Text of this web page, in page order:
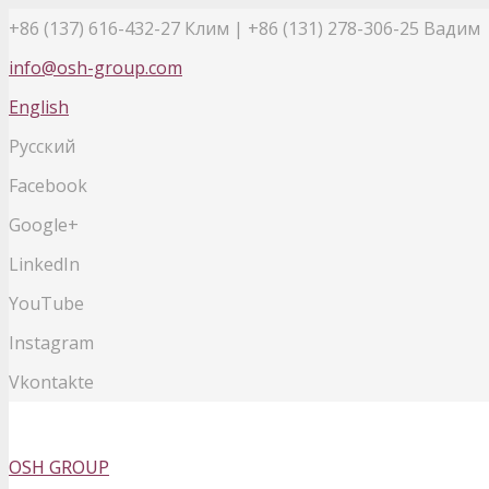
+86 (137) 616-432-27 Клим | +86 (131) 278-306-25 Вадим
info@osh-group.com
English
Русский
Facebook
Google+
LinkedIn
YouTube
Instagram
Vkontakte
OSH GROUP